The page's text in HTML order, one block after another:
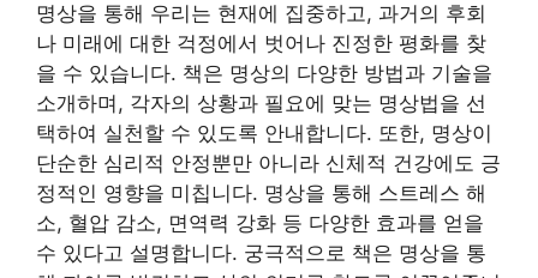
명상을 통해 우리는 현재에 집중하고, 과거의 후회
나 미래에 대한 걱정에서 벗어나 진정한 평화를 찾
을 수 있습니다. 책은 명상의 다양한 방법과 기술을
소개하며, 각자의 상황과 필요에 맞는 명상법을 선
택하여 실천할 수 있도록 안내합니다. 또한, 명상이
단순한 심리적 안정뿐만 아니라 신체적 건강에도 긍
정적인 영향을 미칩니다. 명상을 통해 스트레스 해
소, 혈압 감소, 면역력 강화 등 다양한 효과를 얻을
수 있다고 설명합니다. 궁극적으로 책은 명상을 통